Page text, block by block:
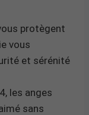
protègent
vous
et sérénité
les anges
sans